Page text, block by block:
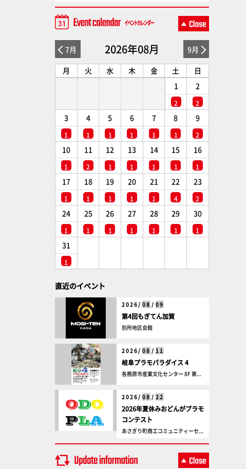
7月 2026年08月 9月
月 火 水 木 金 土
日
1
2
2
2
3
1
4
1
5
1
6
1
7
1
8
1
9
2
10
1
11
2
12
1
13
1
14
1
15
1
16
1
17
1
18
1
19
1
20
1
21
1
22
4
23
2
24
1
25
1
26
1
27
1
28
1
29
1
30
1
31
1
直近のイベント
2026/ 08 / 09
第4回もぎてん加賀
別所地区会館
2026/ 08 / 11
岐阜プラモパラダイス 4
各務原市産業文化センター 8F 第...
2026/ 08 / 22
2026年夏休みおどんがプラモ
コンテスト
あさぎり町商工コミュニティーセ...